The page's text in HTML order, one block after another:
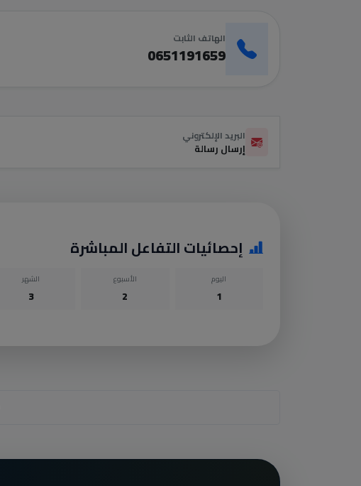
الهاتف الثابت
0651191659
البريد الإلكتروني
إرسال رسالة
إحصائيات التفاعل المباشرة
اليوم
1
الأسبوع
2
الشهر
3